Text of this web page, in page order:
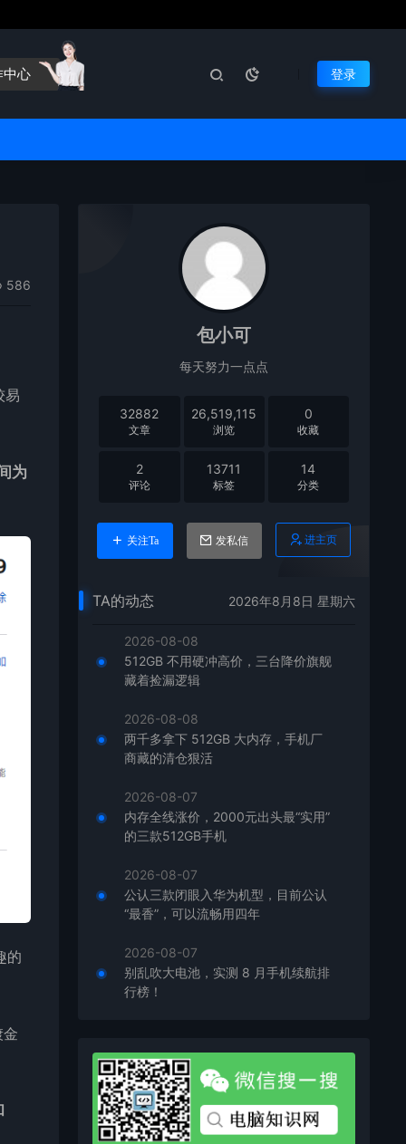
中心 登录
586
易
为
的
包小可
每天努力一点点
32882
文章
26,519,115
浏览
0
收藏
2
评论
13711
标签
14
分类
关注Ta 发私信 进主页
TA的动态 2026年8月8日 星期六
2026-08-08
512GB 不用硬冲高价，三台降价旗舰
藏着捡漏逻辑
2026-08-08
两千多拿下 512GB 大内存，手机厂
商藏的清仓狠活
2026-08-07
内存全线涨价，2000元出头最“实用”
的三款512GB手机
2026-08-07
公认三款闭眼入华为机型，目前公认
“最香”，可以流畅用四年
2026-08-07
别乱吹大电池，实测 8 月手机续航排
行榜！